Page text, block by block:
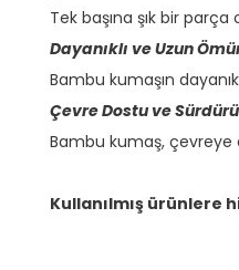
Tek başına şık bir
Dayanıklı ve Uzun
Bambu kumaşın
Çevre Dostu ve
Bambu kumaş, çevreye
Kullanılmış ürünlere